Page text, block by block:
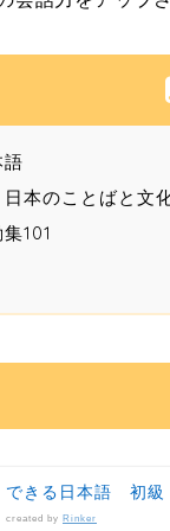
語
本のことばと文
101
できる日本語 初級
created by Rinker